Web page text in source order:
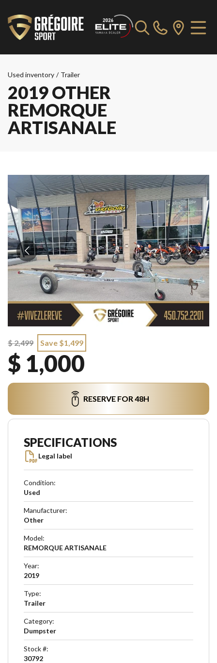
Used inventory / Trailer
2019 OTHER
REMORQUE
ARTISANALE
$ 2,499 Save $1,499
$ 1,000
RESERVE FOR 48H
SPECIFICATIONS
Legal label
Condition:
Used
Manufacturer:
Other
Model:
REMORQUE ARTISANALE
Year:
2019
Type:
Trailer
Category:
Dumpster
Stock #:
30792